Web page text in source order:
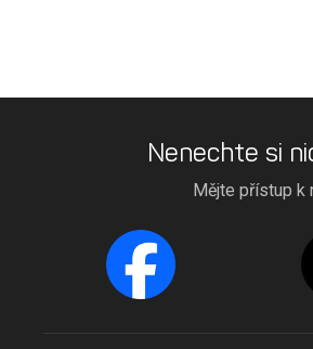
Nenechte si
Mějte přístup k